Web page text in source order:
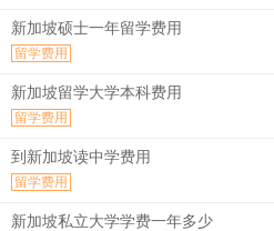
新加坡硕士一年留学费用
留学费用
新加坡留学大学本科费用
留学费用
到新加坡读中学费用
留学费用
新加坡私立大学学费一年多少